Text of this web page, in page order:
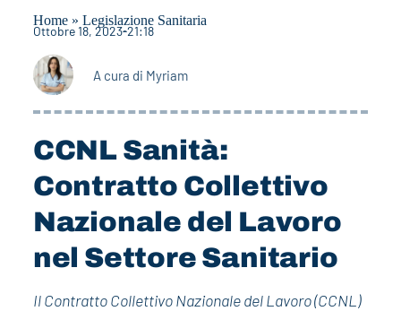
Home» Legislazione Sanitaria
Ottobre 18, 2023 21:18
A cura di Myriam
CCNL Sanità:
Contratto Collettivo
Nazionale del Lavoro
nel Settore Sanitario
Il Contratto Collettivo Nazionale del Lavoro (CCNL)